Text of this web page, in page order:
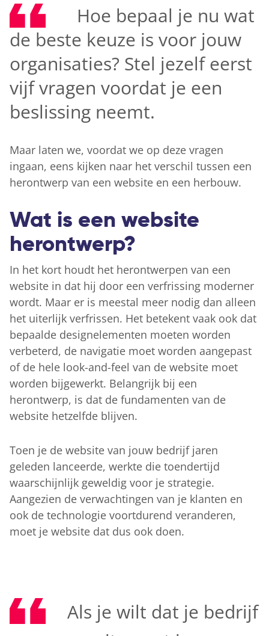
Hoe bepaal je nu wat
de beste keuze is voor jouw
organisaties? Stel jezelf eerst
vijf vragen voordat je een
beslissing neemt.
Maar laten we, voordat we op deze vragen
ingaan, eens kijken naar het verschil tussen een
herontwerp van een website en een herbouw.
Wat is een website
herontwerp?
In het kort houdt het herontwerpen van een
website in dat hij door een verfrissing moderner
wordt. Maar er is meestal meer nodig dan alleen
het uiterlijk verfrissen. Het betekent vaak ook dat
bepaalde designelementen moeten worden
verbeterd, de navigatie moet worden aangepast
of de hele look-and-feel van de website moet
worden bijgewerkt. Belangrijk bij een
herontwerp, is dat de fundamenten van de
website hetzelfde blijven.
Toen je de website van jouw bedrijf jaren
geleden lanceerde, werkte die toendertijd
waarschijnlijk geweldig voor je strategie.
Aangezien de verwachtingen van je klanten en
ook de technologie voortdurend veranderen,
moet je website dat dus ook doen.
Als je wilt dat je bedrijf